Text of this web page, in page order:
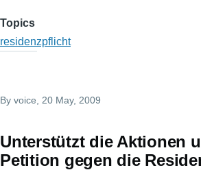
Topics
residenzpflicht
By voice , 20 May, 2009
Unterstützt die Aktionen
Petition gegen die